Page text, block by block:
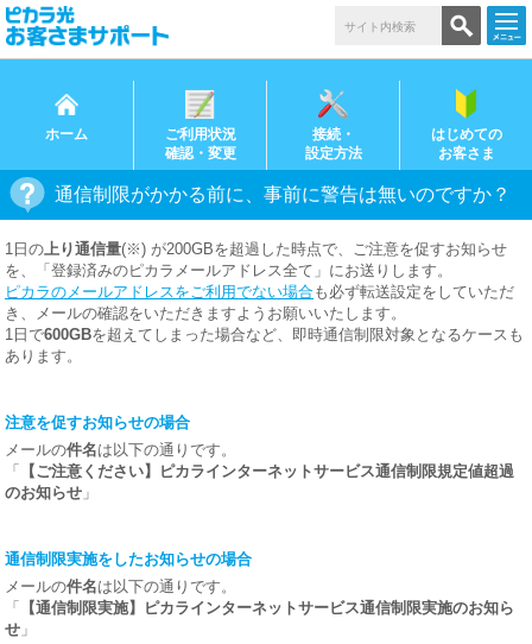
ホーム
ご利用状況
確認・変更
接続・
設定方法
はじめての
お客さま
通信制限がかかる前に、事前に警告は無いのですか？
1日の上り通信量(※) が200GBを超過した時点で、ご注意を促すお知らせ
を、「登録済みのピカラメールアドレス全て」にお送りします。
ピカラのメールアドレスをご利用でない場合も必ず転送設定をしていただ
き、メールの確認をいただきますようお願いいたします。
1日で600GBを超えてしまった場合など、即時通信制限対象となるケースも
あります。
注意を促すお知らせの場合
メールの件名は以下の通りです。
「
【ご注意ください】ピカラインターネットサービス通信制限規定値超過
のお知らせ 」
通信制限実施をしたお知らせの場合
メールの件名は以下の通りです。
「
【通信制限実施】ピカラインターネットサービス通信制限実施のお知ら
せ 」